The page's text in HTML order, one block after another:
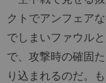
クトでアンフェア
でしまいファウル
で、攻撃時の確固
り込まれるのだ。